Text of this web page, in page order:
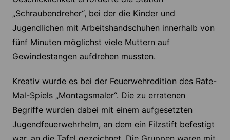
„Schraubendreher“, bei der die Kinder und
Jugendlichen mit Arbeitshandschuhen innerhalb von
fünf Minuten möglichst viele Muttern auf
Gewindestangen aufdrehen mussten.
Kreativ wurde es bei der Feuerwehredition des Rate-
Mal-Spiels „Montagsmaler“. Die zu erratenen
Begriffe wurden dabei mit einem aufgesetzten
Jugendfeuerwehrhelm, an dem ein Filzstift befestigt